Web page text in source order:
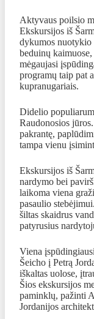
Aktyvaus poilsio
Ekskursijos iš
dykumos nuotykio
beduinų
mėgaujasi
programų taip pat
kupranugariais.
Didelio
Raudonosios
pakrantę,
tampa vienu
Ekskursijos iš
nardymo bei
laikoma viena
pasaulio
šiltas skaidrus
patyrusius
Viena
Šeicho į Petrą
iškaltas uolose,
Šios ekskursijos
paminklų, pažinti
Jordanijos